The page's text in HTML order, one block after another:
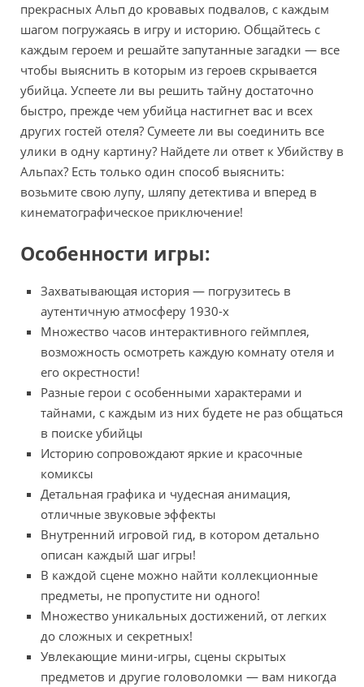
прекрасных Альп до кровавых подвалов, с каждым
шагом погружаясь в игру и историю. Общайтесь с
каждым героем и решайте запутанные загадки — все
чтобы выяснить в которым из героев скрывается
убийца. Успеете ли вы решить тайну достаточно
быстро, прежде чем убийца настигнет вас и всех
других гостей отеля? Сумеете ли вы соединить все
улики в одну картину? Найдете ли ответ к Убийству в
Альпах? Есть только один способ выяснить:
возьмите свою лупу, шляпу детектива и вперед в
кинематографическое приключение!
Oсобенности игры:
Захватывающая история — погрузитесь в
аутентичную атмосферу 1930-х
Множество часов интерактивного геймплея,
возможность осмотреть каждую комнату отеля и
его окрестности!
Разные герои с особенными характерами и
тайнами, с каждым из них будете не раз общаться
в поиске убийцы
Историю сопровождают яркие и красочные
комиксы
Детальная графика и чудесная анимация,
отличные звуковые эффекты
Внутренний игровой гид, в котором детально
описан каждый шаг игры!
В каждой сцене можно найти коллекционные
предметы, не пропустите ни одного!
Множество уникальных достижений, от легких
до сложных и секретных!
Увлекающие мини-игры, сцены скрытых
предметов и другие головоломки — вам никогда